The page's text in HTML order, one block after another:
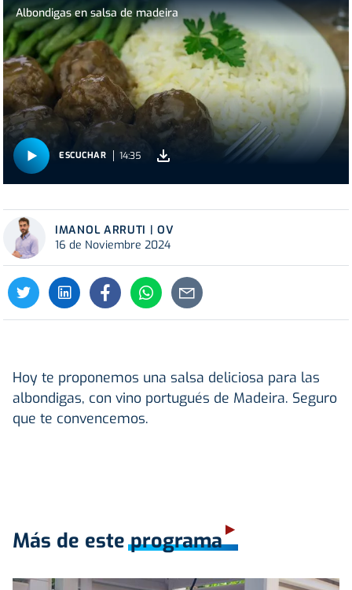
Albondigas en salsa de madeira
ESCUCHAR 14:35
IMANOL ARRUTI | OV
16 de Noviembre 2024
Hoy te proponemos una salsa deliciosa para las
albondigas, con vino portugués de Madeira. Seguro
que te convencemos.
Más de este programa